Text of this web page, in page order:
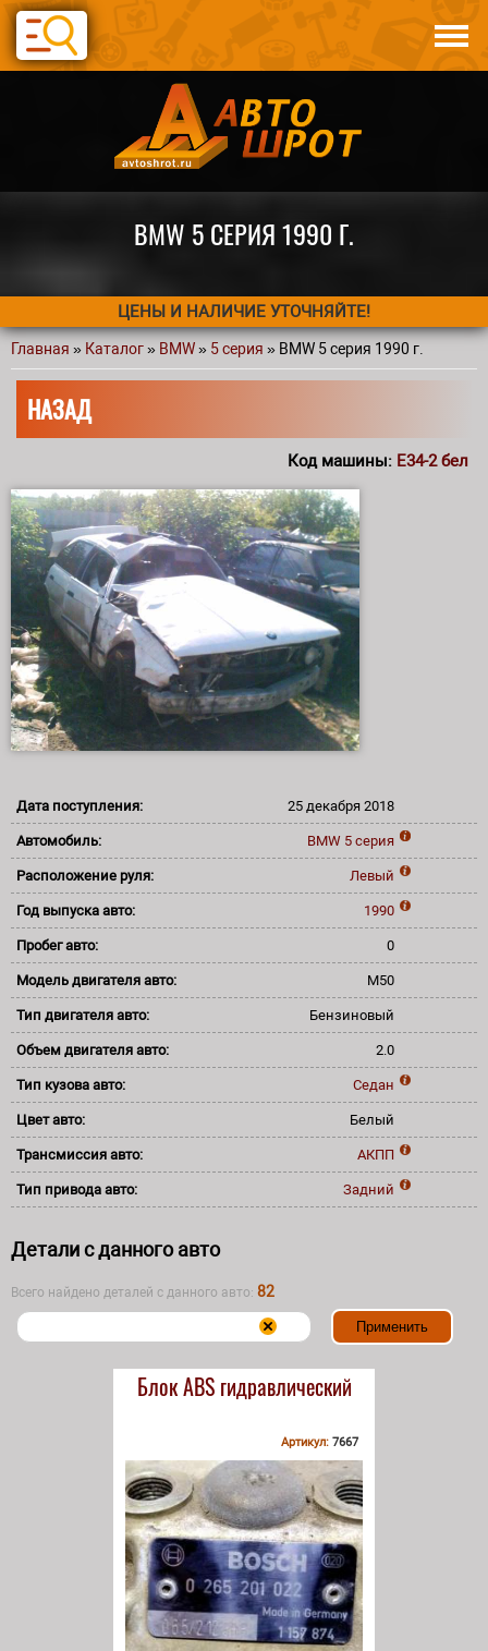
Перейти к основному содержанию
Авто по запчастям
Статьи
BMW 5 СЕРИЯ 1990 Г.
ЦЕНЫ И НАЛИЧИЕ УТОЧНЯЙТЕ!
Вы здесь
Главная » Каталог» BMW» 5 серия » BMW 5 серия 1990 г.
НАЗАД
Код машины: Е34-2 бел
Дата поступления: 25 декабря 2018
Автомобиль: BMW 5 серия
Расположение руля: Левый
Год выпуска авто: 1990
Пробег авто: 0
Модель двигателя авто: M50
Тип двигателя авто: Бензиновый
Объем двигателя авто: 2.0
Тип кузова авто: Седан
Цвет авто: Белый
Трансмиссия авто: АКПП
Тип привода авто: Задний
Детали с данного авто
Всего найдено деталей с данного авто: 82
Блок АВS гидравлический
Артикул: 7667